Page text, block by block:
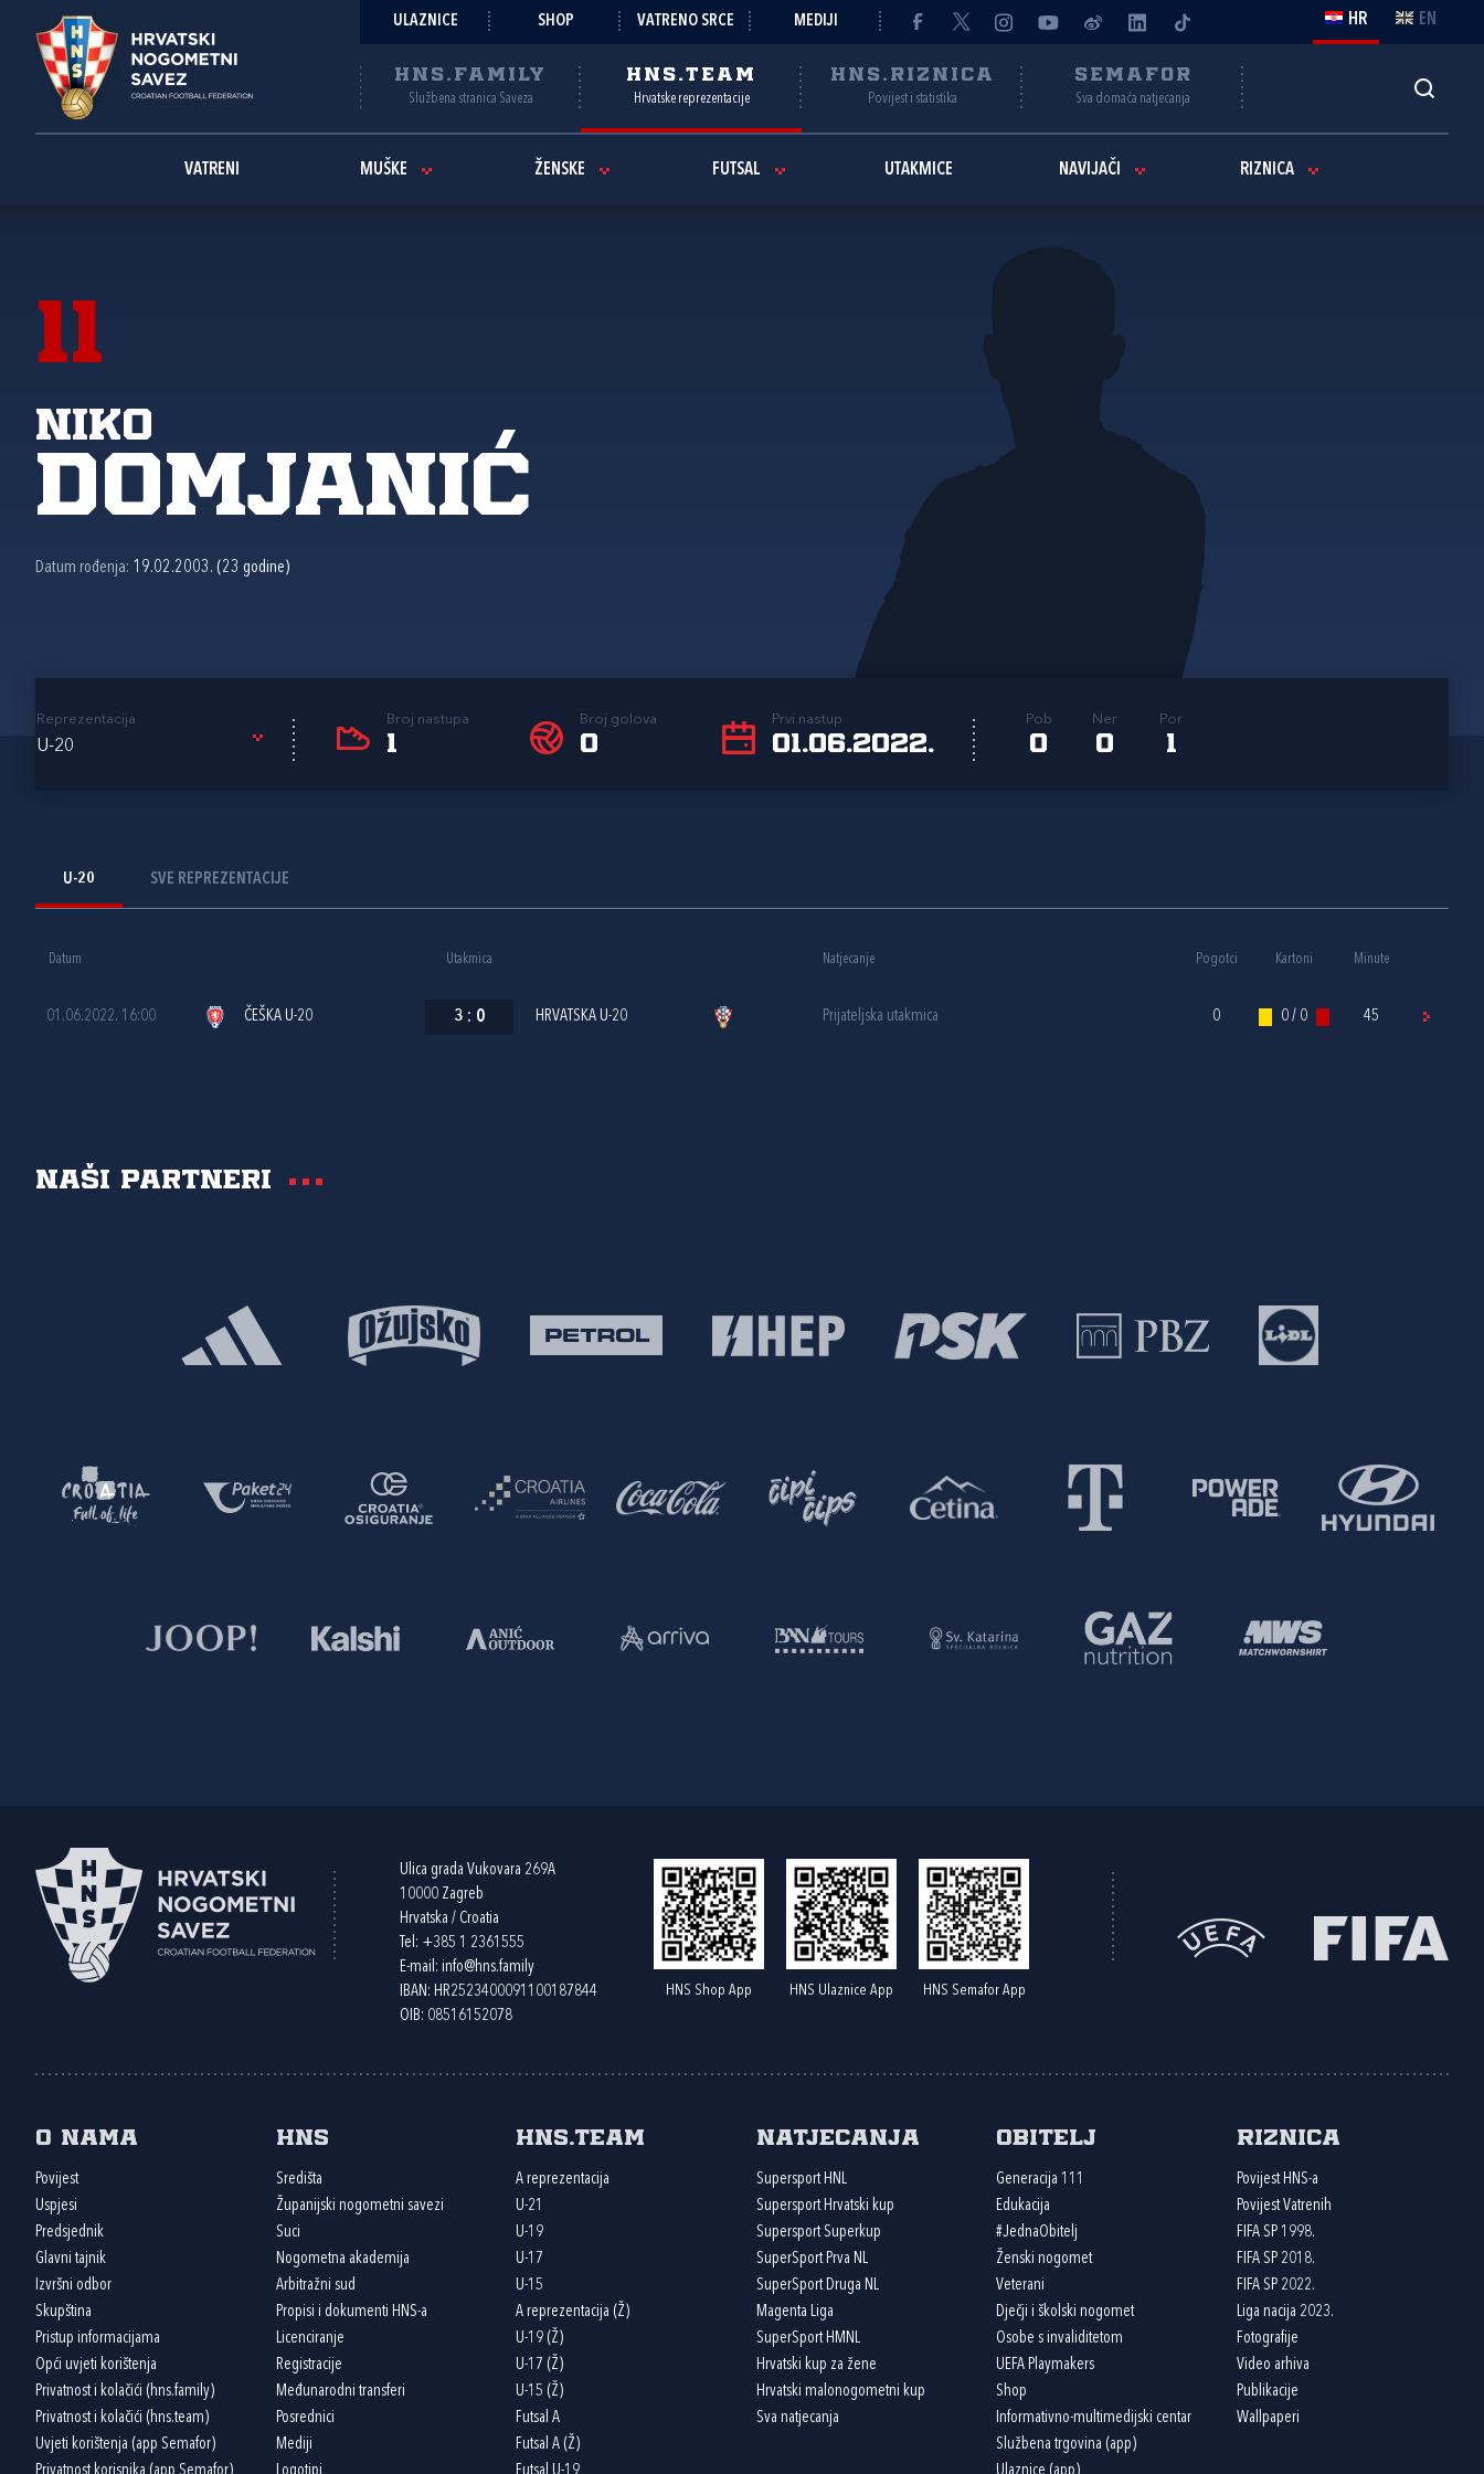
ULAZNICE SHOP VATRENO SRCE MEDIJI HR EN
HNS.FAMILY
Službena stranica Saveza
HNS.TEAM
Hrvatske reprezentacije
HNS.RIZNICA
Povijest i statistika
SEMAFOR
Sva domaća natjecanja
VATRENI MUŠKE ŽENSKE FUTSAL UTAKMICE NAVIJAČI RIZNICA
11
Niko
Domjanić
Datum rođenja: 19.02.2003. (23 godine)
Reprezentacija
U-20
Broj nastupa
1
Broj golova
0
Prvi nastup
01.06.2022.
Pob
0
Ner
0
Por
1
U-20 SVE REPREZENTACIJE
Datum Utakmica Natjecanje Pogotci Kartoni Minute
01.06.2022. 16:00 ČEŠKA U-20 3 : 0 HRVATSKA U-20 Prijateljska utakmica 0 0 / 0 45
Naši partneri
Ulica grada Vukovara 269A
10000 Zagreb
Hrvatska / Croatia
Tel: +385 1 2361555
E-mail: info@hns.family
IBAN: HR2523400091100187844
OIB: 08516152078
HNS Shop App HNS Ulaznice App HNS Semafor App
O nama
Povijest
Uspjesi
Predsjednik
Glavni tajnik
Izvršni odbor
Skupština
Pristup informacijama
Opći uvjeti korištenja
Privatnost i kolačići (hns.family)
Privatnost i kolačići (hns.team)
Uvjeti korištenja (app Semafor)
HNS
Središta
Županijski nogometni savezi
Suci
Nogometna akademija
Arbitražni sud
Propisi i dokumenti HNS-a
Licenciranje
Registracije
Međunarodni transferi
Posrednici
Mediji
HNS.team
A reprezentacija
U-21
U-19
U-17
U-15
A reprezentacija (Ž)
U-19 (Ž)
U-17 (Ž)
U-15 (Ž)
Futsal A
Futsal A (Ž)
Natjecanja
Supersport HNL
Supersport Hrvatski kup
Supersport Superkup
SuperSport Prva NL
SuperSport Druga NL
Magenta Liga
SuperSport HMNL
Hrvatski kup za žene
Hrvatski malonogometni kup
Sva natjecanja
Obitelj
Generacija 111
Edukacija
#JednaObitelj
Ženski nogomet
Veterani
Dječji i školski nogomet
Osobe s invaliditetom
UEFA Playmakers
Shop
Informativno-multimedijski centar
Službena trgovina (app)
Riznica
Povijest HNS-a
Povijest Vatrenih
FIFA SP 1998.
FIFA SP 2018.
FIFA SP 2022.
Liga nacija 2023.
Fotografije
Video arhiva
Publikacije
Wallpaperi